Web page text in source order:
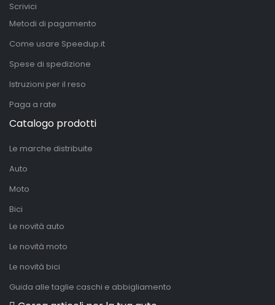
Scrivici
Metodi di pagamento
Come usare Speedup.it
Spese di spedizione
Istruzioni per il reso
Paga a rate
Catalogo prodotti
Le marche distribuite
Auto
Moto
Bici
Le novità auto
Le novità moto
Le novità bici
Guida alle taglie caschi e abbigliamento